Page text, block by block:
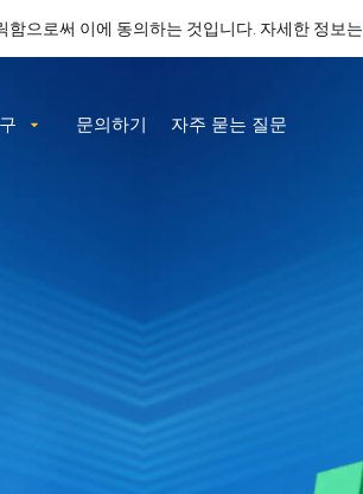
문의하기 자주 묻는 질문
으로써 이에 동의하는 것입니다. 자세한 정보는